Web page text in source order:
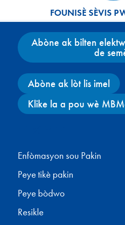
FOUNISÈ SÈVIS
Abòne ak bilten
de
Abòne ak lòt lis imel
Klike la a pou wè
Enfòmasyon sou Pakin
Peye tikè pakin
Peye bòdwo
Resikle